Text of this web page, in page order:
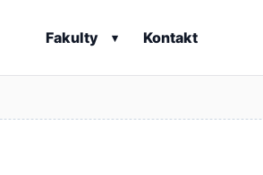
Fakulty ▾ Kontakt